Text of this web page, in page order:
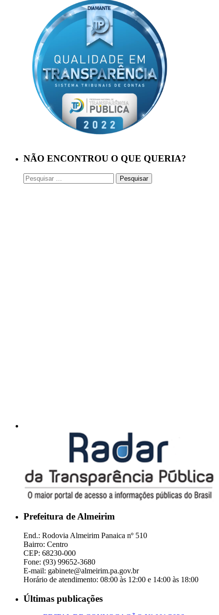
NÃO ENCONTROU O QUE QUERIA?
Pesquisar
por:
Prefeitura de Almeirim
End.: Rodovia Almeirim Panaica nº 510
Bairro: Centro
CEP: 68230-000
Fone: (93) 99652-3680
E-mail: gabinete@almeirim.pa.gov.br
Horário de atendimento: 08:00 às 12:00 e 14:00 às 18:00
Últimas publicações